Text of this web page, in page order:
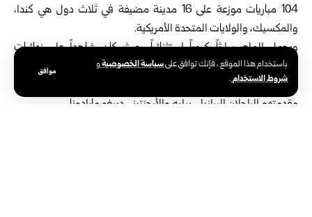
باستخدام هذا الموقع ، فإنك توافق علىسياسة الخصوصيةو
شروط الاستخدام.
موافق
104 ‏مباريات موزعة على 16 مدينة مضيفة في ثلاث دول ‏هي كندا،
والمكسيك، والولايات المتحدة الأمريكية‎.‎
ويحمل الملعب إرثاً كروياً استثنائياً، حيث كان شاهداً ‏على نهائيات
ومباريات الافتتاح لبطولتي كأس العالم ‏عامي 1970 و1986، وسطرت
فوق عشبه الأخضر ‏إبداعات أساطير اللعبة وعمالقتها عبر التاريخ، وفي
‏مقدمتهم الراحلان البرازيلي بيليه والأرجنتيني دييغو ‏مارادونا‎.‎